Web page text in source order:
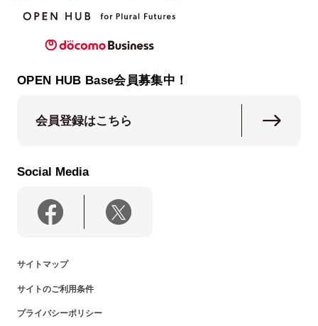
OPEN HUB Base会員募集中！
会員登録はこちら
Social Media
サイトマップ
サイトのご利用条件
プライバシーポリシー